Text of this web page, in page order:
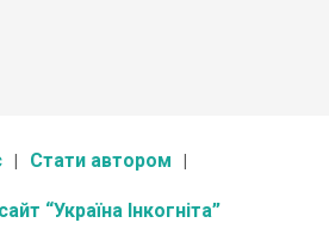
Стати автором
“Україна Інкогніта”